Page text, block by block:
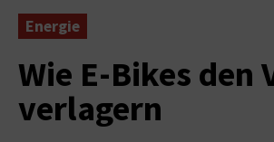
Energie
Wie E-Bikes den
verlagern